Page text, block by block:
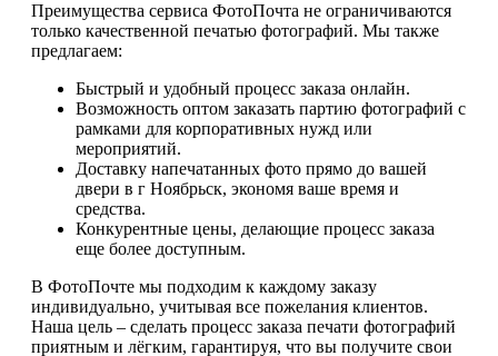
Преимущества сервиса ФотоПочта не ограничиваются
только качественной печатью фотографий. Мы также
предлагаем:
Быстрый и удобный процесс заказа онлайн.
Возможность оптом заказать партию фотографий с
рамками для корпоративных нужд или
мероприятий.
Доставку напечатанных фото прямо до вашей
двери в г Ноябрьск, экономя ваше время и
средства.
Конкурентные цены, делающие процесс заказа
еще более доступным.
В ФотоПочте мы подходим к каждому заказу
индивидуально, учитывая все пожелания клиентов.
Наша цель – сделать процесс заказа печати фотографий
приятным и лёгким, гарантируя, что вы получите свои